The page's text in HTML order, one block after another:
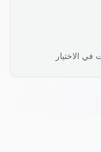
الاختيار